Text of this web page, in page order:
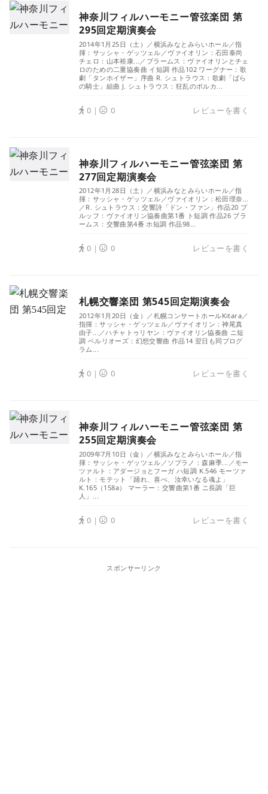
神奈川フィルハーモニー管弦楽団 第
295回定期演奏会
2014年1月25日（土）／横浜みなとみらいホール／指
揮：サッシャ・ゲッツェル／ヴァイオリン：石田泰尚
チェロ：山本裕康...／ブラームス：ヴァイオリンとチェ
ロのための二重協奏曲 イ短調 作品102 ワーグナー：歌
劇「タンホイザー」序曲 R. シュトラウス：歌劇「ばら
の騎士」組曲 J. シュトラウス：狂乱のポルカ...
0｜ 0 レビューを書く
神奈川フィルハーモニー管弦楽団 第
277回定期演奏会
2012年1月28日（土）／横浜みなとみらいホール／指
揮：サッシャ・ゲッツェル／ヴァイオリン：松田理奈...
／R. シュトラウス：交響詩「ドン・ファン」作品20 ブ
ルッフ：ヴァイオリン協奏曲第1番 ト短調 作品26 ブラ
ームス：交響曲第4番 ホ短調 作品98...
0｜ 0 レビューを書く
札幌交響楽団 第545回定期演奏会
2012年1月20日（金）／札幌コンサートホールKitara／
指揮：サッシャ・ゲッツェル／ヴァイオリン：神尾真
由子...／ハチャトゥリヤン：ヴァイオリン協奏曲 ニ短
調 ベルリオーズ：幻想交響曲 作品14 翌日も同プログ
ラム...
0｜ 0 レビューを書く
神奈川フィルハーモニー管弦楽団 第
255回定期演奏会
2009年7月10日（金）／横浜みなとみらいホール／指
揮：サッシャ・ゲッツェル／ソプラノ：森麻季...／モー
ツァルト：アダージョとフーガ ハ短調 K.546 モーツァ
ルト：モテット「踊れ、喜べ、汝幸いなる魂よ」
K.165（158a） マーラー：交響曲第1番 ニ長調「巨
人」...
0｜ 0 レビューを書く
スポンサーリンク